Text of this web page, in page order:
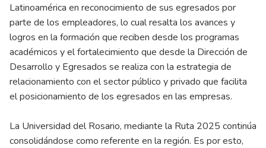
Latinoamérica en reconocimiento de sus egresados por
parte de los empleadores, lo cual resalta los avances y
logros en la formación que reciben desde los programas
académicos y el fortalecimiento que desde la Dirección de
Desarrollo y Egresados se realiza con la estrategia de
relacionamiento con el sector público y privado que facilita
el posicionamiento de los egresados en las empresas.
La Universidad del Rosario, mediante la Ruta 2025 continúa
consolidándose como referente en la región. Es por esto,